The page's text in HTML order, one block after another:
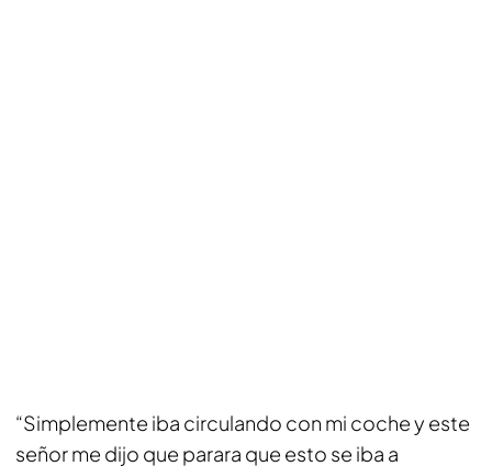
“Simplemente iba circulando con mi coche y este
señor me dijo que parara que esto se iba a